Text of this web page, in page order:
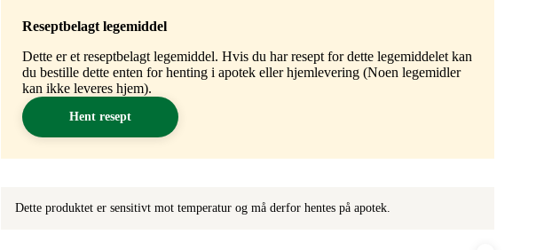
Reseptbelagt legemiddel
Dette er et reseptbelagt legemiddel. Hvis du har resept for dette legemiddelet kan
du bestille dette enten for henting i apotek eller hjemlevering (Noen legemidler
kan ikke leveres hjem).
Hent resept
Dette produktet er sensitivt mot temperatur og må derfor hentes på apotek.